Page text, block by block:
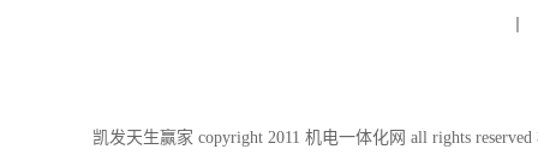
凯发天生赢家 copyright 2011 机电一体化网 all rights